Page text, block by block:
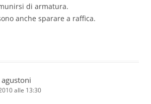
di armatura.
anche sparare a raffica.
alle 13:30